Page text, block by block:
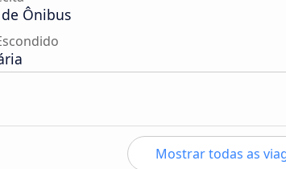
Ônibus
Mostrar todas as